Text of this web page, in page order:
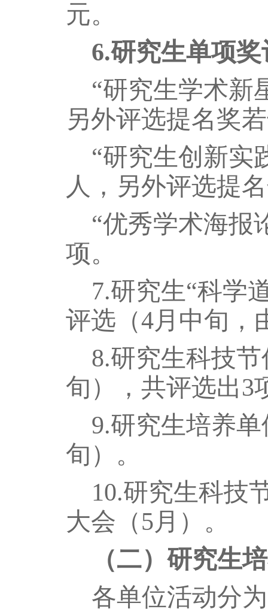
元。
6.研究生单项
“研究生学术新
另外评选提名奖
“研究生创新实
人，另外评选提
“优秀学术海报
项。
7.研究生“科学
评选（4月 中旬，
8.研究生科技
旬）
， 共评选出3
9.研究生培养
旬 ） 。
10.研究生科技
大会（5月） 。
（二）研究生
各单位活动分